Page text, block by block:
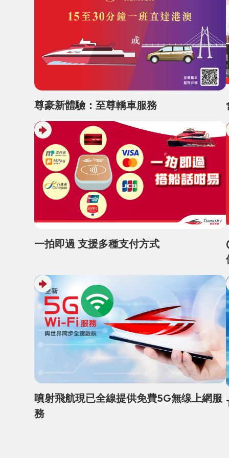
尊豪新體驗：至尊轎車服務
一拍即過 支援多種支付方式
噴射飛航現已全線提供免費5G無缐上網服
務